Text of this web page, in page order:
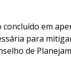
em
para
de